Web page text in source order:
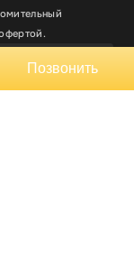
Хорошо
Позвонить